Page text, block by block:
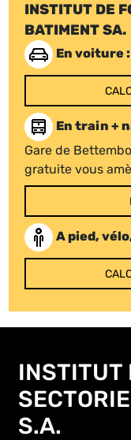
INSTITUT DE
BATIMENT SA.
En voiture :
En train +
Gare de
gratuite vous
A pied,
INSTITUT
S.A.